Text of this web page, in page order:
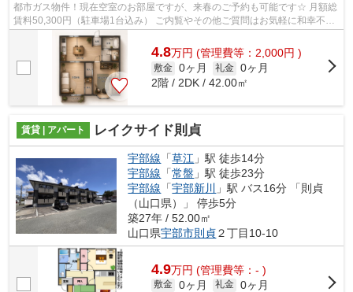
都市ガス物件！現在空室のお部屋ですが、来春のご予約も可能です☆ 月額総
賃料50,300円（駐車場1台込み） ご内覧やその他ご質問はお気軽に和幸不動
産までどうぞ＾＾
4.8万円 (管理費等：2,000円 )
敷金 0ヶ月 礼金 0ヶ月
2階 / 2DK / 42.00㎡
賃貸 | アパート レイクサイド則貞
宇部線 「草江 」駅 徒歩14分
宇部線 「常盤 」駅 徒歩23分
宇部線 「宇部新川
」駅 バス16分 「則貞
（山口県）」 停歩5分
築27年 / 52.00㎡
山口県宇部市則貞２丁目10-10
4.9万円 (管理費等：- )
敷金 0ヶ月 礼金 0ヶ月